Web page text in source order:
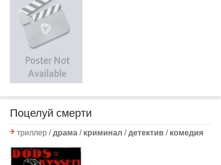
Поцелуй смерти
триллер /драма / криминал /детектив / комедия